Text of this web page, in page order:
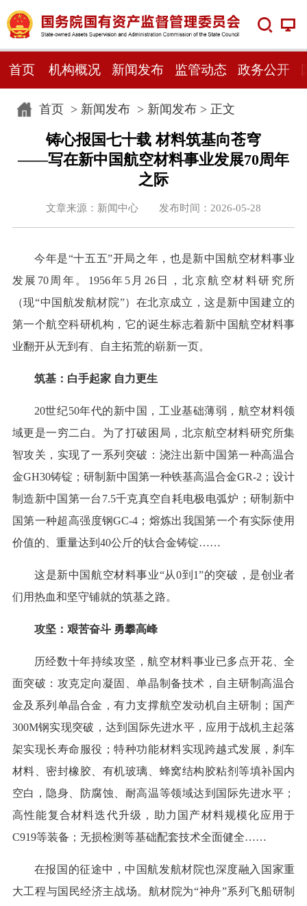
首页 机构概况 新闻发布 监管动态 政务公开
首页> 新闻发布> 新闻发布> 正文
铸心报国七十载 材料筑基向苍穹
——写在新中国航空材料事业发展70周年
之际
文章来源：新闻中心 发布时间：2026-05-28
今年是“十五五”开局之年，也是新中国航空材料事业
发展70周年。1956年5月26日，北京航空材料研究所
（现“中国航发航材院”）在北京成立，这是新中国建立的
第一个航空科研机构，它的诞生标志着新中国航空材料事
业翻开从无到有、自主拓荒的崭新一页。
筑基：白手起家 自力更生
20世纪50年代的新中国，工业基础薄弱，航空材料领
域更是一穷二白。为了打破困局，北京航空材料研究所集
智攻关，实现了一系列突破：浇注出新中国第一种高温合
金GH30铸锭；研制新中国第一种铁基高温合金GR-2；设计
制造新中国第一台7.5千克真空自耗电极电弧炉；研制新中
国第一种超高强度钢GC-4；熔炼出我国第一个有实际使用
价值的、重量达到40公斤的钛合金铸锭……
这是新中国航空材料事业“从0到1”的突破，是创业者
们用热血和坚守铺就的筑基之路。
攻坚：艰苦奋斗 勇攀高峰
历经数十年持续攻坚，航空材料事业已多点开花、全
面突破：攻克定向凝固、单晶制备技术，自主研制高温合
金及系列单晶合金，有力支撑航空发动机自主研制；国产
300M钢实现突破，达到国际先进水平，应用于战机主起落
架实现长寿命服役；特种功能材料实现跨越式发展，刹车
材料、密封橡胶、有机玻璃、蜂窝结构胶粘剂等填补国内
空白，隐身、防腐蚀、耐高温等领域达到国际先进水平；
高性能复合材料迭代升级，助力国产材料规模化应用于
C919等装备；无损检测等基础配套技术全面健全……
在报国的征途中，中国航发航材院也深度融入国家重
大工程与国民经济主战场。航材院为“神舟”系列飞船研制